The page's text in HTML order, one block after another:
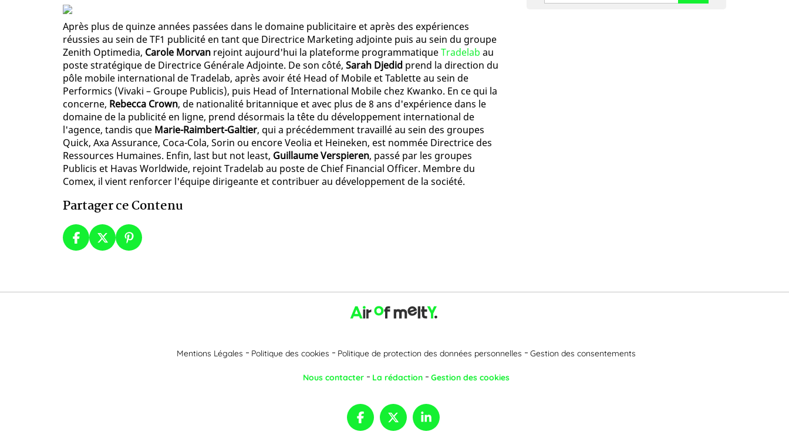
Après plus de quinze années passées dans le domaine publicitaire et après des expériences
réussies au sein de TF1 publicité en tant que Directrice Marketing adjointe puis au sein du groupe
Zenith Optimedia, Carole Morvan rejoint aujourd'hui la plateforme programmatiqueTradelab au
poste stratégique de Directrice Générale Adjointe. De son côté, Sarah Djedid prend la direction du
pôle mobile international de Tradelab, après avoir été Head of Mobile et Tablette au sein de
Performics (Vivaki – Groupe Publicis), puis Head of International Mobile chez Kwanko. En ce qui la
concerne, Rebecca Crown, de nationalité britannique et avec plus de 8 ans d'expérience dans le
domaine de la publicité en ligne, prend désormais la tête du développement international de
l'agence, tandis que Marie-Raimbert-Galtier, qui a précédemment travaillé au sein des groupes
Quick, Axa Assurance, Coca-Cola, Sorin ou encore Veolia et Heineken, est nommée Directrice des
Ressources Humaines. Enfin, last but not least, Guillaume Verspieren, passé par les groupes
Publicis et Havas Worldwide, rejoint Tradelab au poste de Chief Financial Officer. Membre du
Comex, il vient renforcer l'équipe dirigeante et contribuer au développement de la société.
Partager ce Contenu
Mentions Légales Politique des cookies Politique de protection des données personnelles Gestion des consentements
Nous contacter La rédaction Gestion des cookies